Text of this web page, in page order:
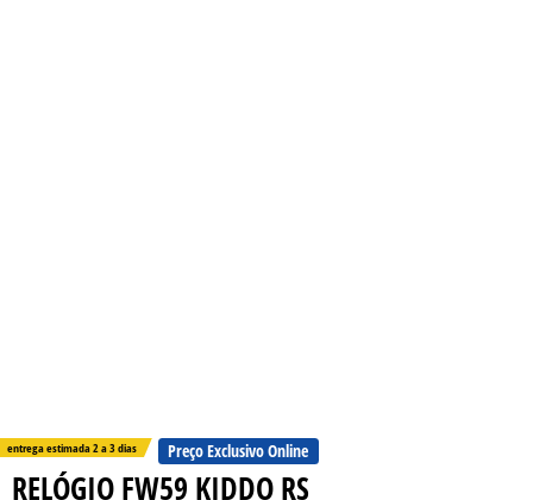
entrega estimada 2 a 3 dias Preço Exclusivo Online
RELÓGIO FW59 KIDDO RS